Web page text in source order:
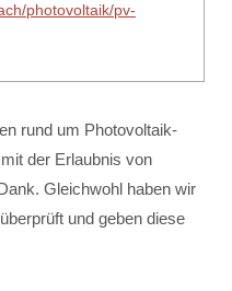
photovoltaik/pv-
rund um Photovoltaik-
der Erlaubnis von
Gleichwohl haben wir
und geben diese